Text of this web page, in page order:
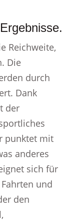
Reichweite,
Die
durch
Dank
der
punktet mit
anderes
sich für
und
den